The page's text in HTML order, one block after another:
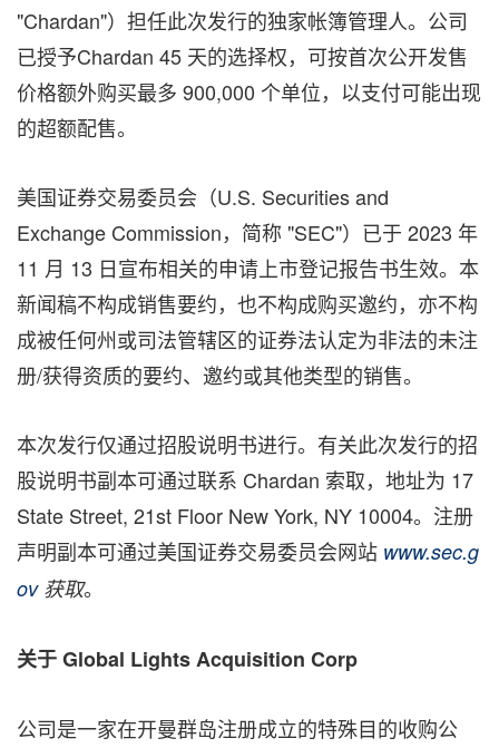
"Chardan"）担任此次发行的独家帐簿管理人。公司
已授予Chardan 45 天的选择权，可按首次公开发售
价格额外购买最多 900,000 个单位，以支付可能出现
的超额配售。
美国证券交易委员会（U.S. Securities and
Exchange Commission，简称 "SEC"）已于 2023 年
11 月 13 日宣布相关的申请上市登记报告书生效。本
新闻稿不构成销售要约，也不构成购买邀约，亦不构
成被任何州或司法管辖区的证券法认定为非法的未注
册/获得资质的要约、邀约或其他类型的销售。
本次发行仅通过招股说明书进行。有关此次发行的招
股说明书副本可通过联系 Chardan 索取，地址为 17
State Street, 21st Floor New York, NY 10004。注册
声明副本可通过美国证券交易委员会网站 www.sec.g
ov 获取。
关于Global Lights Acquisition Corp
公司是一家在开曼群岛注册成立的特殊目的收购公